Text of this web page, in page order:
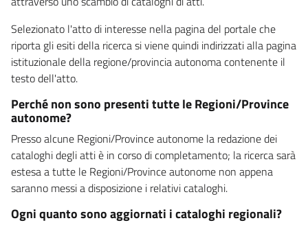
Selezionato l'atto di interesse nella pagina del portale che
riporta gli esiti della ricerca si viene quindi indirizzati alla pagina
istituzionale della regione/provincia autonoma contenente il
testo dell'atto.
Perché non sono presenti tutte le Regioni/Province
autonome?
Presso alcune Regioni/Province autonome la redazione dei
cataloghi degli atti è in corso di completamento; la ricerca sarà
estesa a tutte le Regioni/Province autonome non appena
saranno messi a disposizione i relativi cataloghi.
Ogni quanto sono aggiornati i cataloghi regionali?